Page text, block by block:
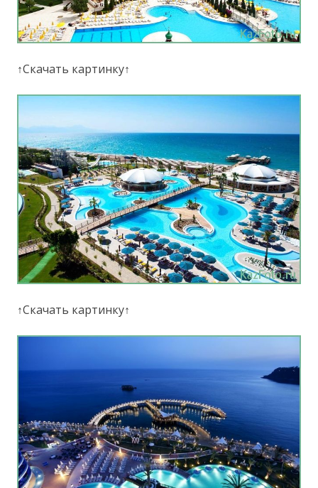
↑Скачать картинку↑
↑Скачать картинку↑